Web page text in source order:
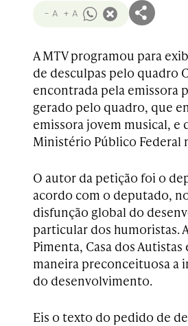
- A + A
A MTV programou para
de desculpas pelo quadro
encontrada pela emissora
gerado pelo quadro, que
emissora jovem musical,
Ministério Público Federal
O autor da petição foi o
acordo com o deputado,
disfunção global do
particular dos humoristas.
Pimenta, Casa dos
maneira preconceituosa a
do desenvolvimento.
Eis o texto do pedido de